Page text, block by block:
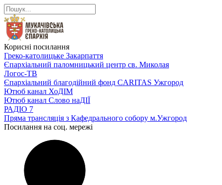
Корисні посилання
Греко-католицьке Закарпаття
Єпархіальний паломницький центр св. Миколая
Логос-ТВ
Єпархіальний благодійний фонд CARITAS Ужгород
Ютюб канал ХоДІМ
Ютюб канал Слово наДІЇ
РАДІО 7
Пряма трансляція з Кафедрального собору м.Ужгород
Посилання на соц. мережі